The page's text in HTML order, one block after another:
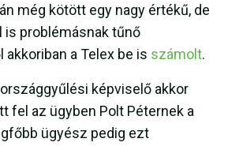
még kötött egy nagy értékű, de
problémásnak tűnő
a Telex be is számolt.
képviselő akkor
fel az ügyben Polt Péternek a
ügyész pedig ezt